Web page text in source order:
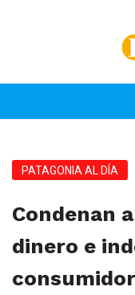
PATAGONIA AL DÍA
Condenan
dinero e